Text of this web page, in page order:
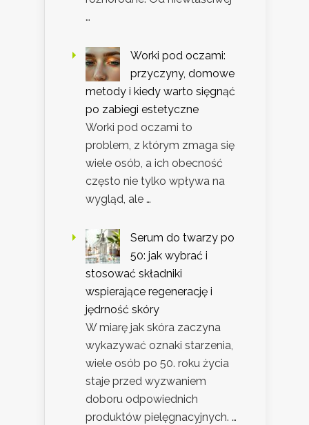
…
Worki pod oczami:
przyczyny, domowe
metody i kiedy warto sięgnąć
po zabiegi estetyczne
Worki pod oczami to
problem, z którym zmaga się
wiele osób, a ich obecność
często nie tylko wpływa na
wygląd, ale …
Serum do twarzy po
50: jak wybrać i
stosować składniki
wspierające regenerację i
jędrność skóry
W miarę jak skóra zaczyna
wykazywać oznaki starzenia,
wiele osób po 50. roku życia
staje przed wyzwaniem
doboru odpowiednich
produktów pielęgnacyjnych. …